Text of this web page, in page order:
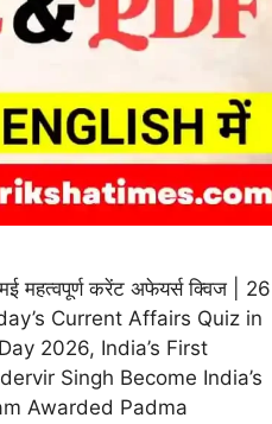
करेंट अफेयर्स क्विज | 26
Current Affairs Quiz in
2026, India’s First
Singh Become India’s
Awarded Padma